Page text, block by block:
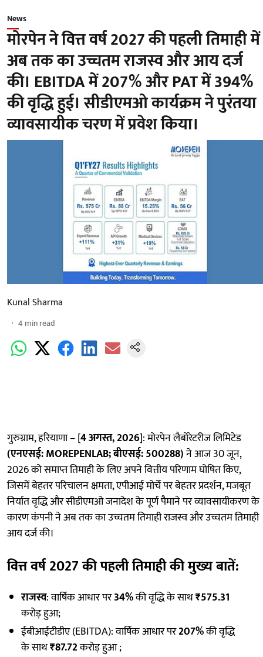
News
मोरपेन ने वित्त वर्ष 2027 की पहली तिमाही में
अब तक का उच्चतम राजस्व और आय दर्ज
की। EBITDA में 207% और PAT में 394%
की वृद्धि हुई। सीडीएमओ कार्यक्रम ने पुरंतया
व्यावसायीक चरण में प्रवेश किया।
Kunal Sharma
4 min read
गुरुग्राम, हरियाणा – [4 अगस्त, 2026]: मोरपेन लैबोरेटरीज लिमिटेड
(एनएसई:MOREPENLAB; बीएसई: 500288)ने आज 30 जून,
2026 को समाप्त तिमाही के लिए अपने वित्तीय परिणाम घोषित किए,
जिसमें बेहतर परिचालन क्षमता, एपीआई मोर्चे पर बेहतर प्रदर्शन, मजबूत
निर्यात वृद्धि और सीडीएमओ जनादेश के पूर्ण पैमाने पर व्यावसायीकरण के
कारण कंपनी ने अब तक का उच्चतम तिमाही राजस्व और उच्चतम तिमाही
आय दर्ज की।
वित्त वर्ष 2027 की पहली तिमाही की मुख्य बातें:
राजस्व: वार्षिक आधार पर34%की वृद्धि के साथ₹575.31
करोड़ हुआ;
ईबीआईटीडीए (EBITDA): वार्षिक आधार पर207%की वृद्धि
के साथ₹87.72करोड़ हुआ ;